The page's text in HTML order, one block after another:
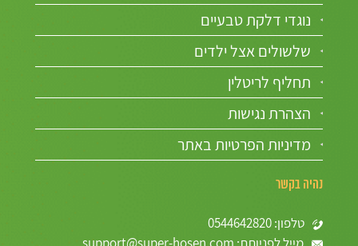
נוגדי דלקת טבעיים
שלשולים אצל ילדים
תחליף לריטלין
הצהרת נגישות
מדיניות הפרטיות באתר
נהיה בקשר
טלפון: 0544642820